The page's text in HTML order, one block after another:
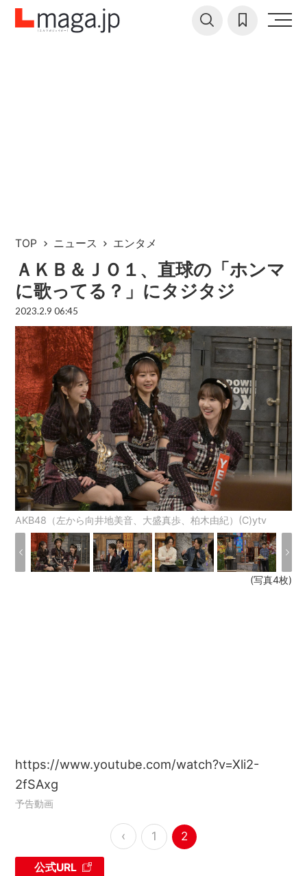
TOP ニュース エンタメ
ＡＫＢ＆ＪＯ１、直球の「ホンマ
に歌ってる？」にタジタジ
2023.2.9 06:45
AKB48（左から向井地美音、大盛真歩、柏木由紀）(C)ytv
(写真4枚)
https://www.youtube.com/watch?v=Xli2-
2fSAxg
予告動画
‹ 1 2
公式URL